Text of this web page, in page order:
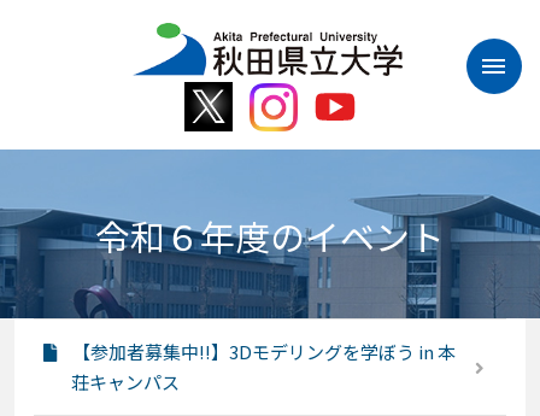
令和６年度のイベント
【参加者募集中!!】3Dモデリングを学ぼう in 本
荘キャンパス